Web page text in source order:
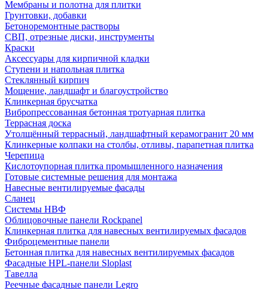
Мембраны и полотна для плитки
Грунтовки, добавки
Бетоноремонтные растворы
СВП, отрезные диски, инструменты
Краски
Аксессуары для кирпичной кладки
Ступени и напольная плитка
Cтеклянный кирпич
Мощение, ландшафт и благоустройство
Клинкерная брусчатка
Вибропрессованная бетонная тротуарная плитка
Террасная доска
Утолщённый террасный, ландшафтный керамогранит 20 мм
Клинкерные колпаки на столбы, отливы, парапетная плитка
Черепица
Кислотоупорная плитка промышленного назначения
Готовые системные решения для монтажа
Навесные вентилируемые фасады
Сланец
Системы НВФ
Облицовочные панели Rockpanel
Клинкерная плитка для навесных вентилируемых фасадов
Фиброцементные панели
Бетонная плитка для навесных вентилируемых фасадов
Фасадные HPL-панели Sloplast
Тавелла
Реечные фасадные панели Legro